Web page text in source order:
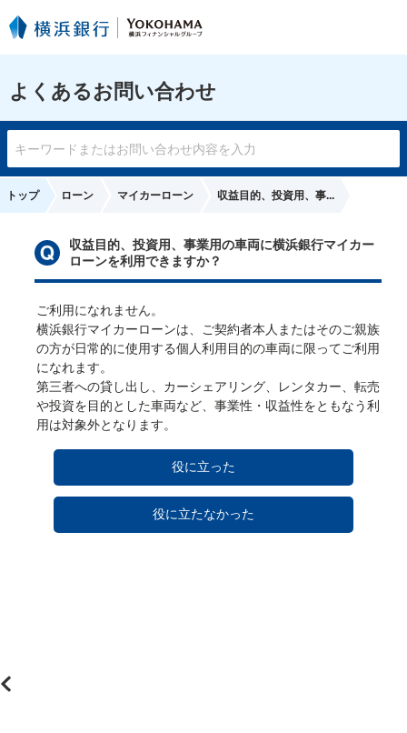
よくあるお問い合わせ
トップ ローン マイカーローン 収益目的、投資用、事...
収益目的、投資用、事業用の車両に横浜銀行マイカー
ローンを利用できますか？
ご利用になれません。
横浜銀行マイカーローンは、ご契約者本人またはそのご親族
の方が日常的に使用する個人利用目的の車両に限ってご利用
になれます。
第三者への貸し出し、カーシェアリング、レンタカー、転売
や投資を目的とした車両など、事業性・収益性をともなう利
用は対象外となります。
役に立った
役に立たなかった